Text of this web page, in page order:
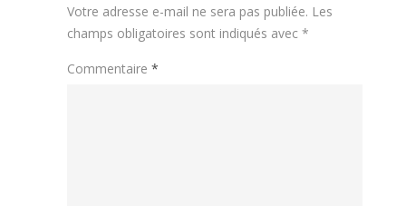
Votre adresse e-mail ne sera pas publiée. Les
champs obligatoires sont indiqués avec *
Commentaire *